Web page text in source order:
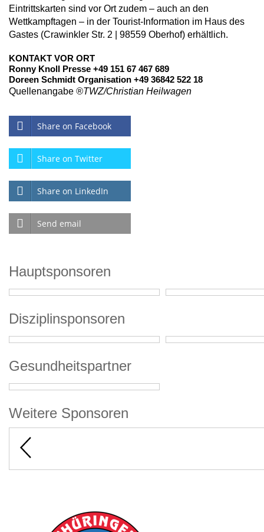
Eintrittskarten sind vor Ort zudem – auch an den
Wettkampftagen – in der Tourist-Information im Haus des
Gastes (Crawinkler Str. 2 | 98559 Oberhof) erhältlich.
KONTAKT VOR ORT
Ronny Knoll Presse +49 151 67 467 689
Doreen Schmidt Organisation +49 36842 522 18
Quellenangabe ®TWZ/Christian Heilwagen
Share on Facebook
Share on Twitter
Share on LinkedIn
Send email
Hauptsponsoren
Disziplinsponsoren
Gesundheitspartner
Weitere Sponsoren